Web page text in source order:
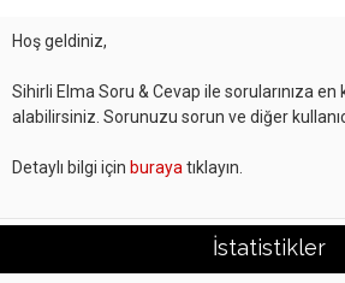
Hoş geldiniz,
Sihirli Elma Soru & Cevap ile sorularınıza en
alabilirsiniz. Sorunuzu sorun ve diğer
Detaylı bilgi için buraya tıklayın.
İstatistikler